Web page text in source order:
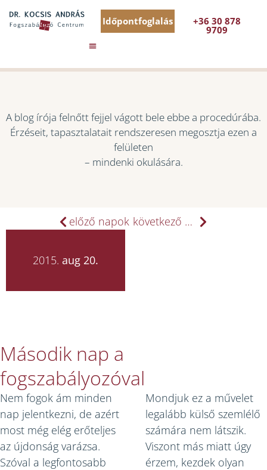
Időpontfoglalás +36 30 878
9709
A blog írója felnőtt fejjel vágott bele ebbe a procedúrába.
Érzéseit, tapasztalatait rendszeresen megosztja ezen a
felületen
– mindenki okulására.
előző napok következő napok
2015. aug 20.
Második nap a
fogszabályozóval
Nem fogok ám minden
nap jelentkezni, de azért
most még elég erőteljes
az újdonság varázsa.
Szóval a legfontosabb
Mondjuk ez a művelet
legalább külső szemlélő
számára nem látszik.
Viszont más miatt úgy
érzem, kezdek olyan